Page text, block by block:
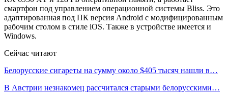
смартфон под управлением операционной системы Bliss. Это
адаптированная под ПК версия Android с модифицированным
рабочим столом в стиле iOS. Также в устройстве имеется и
Windows.
Сейчас читают
Белорусские сигареты на сумму около $405 тысяч нашли в…
В Австрии незнакомец рассчитался старыми белорусскими…